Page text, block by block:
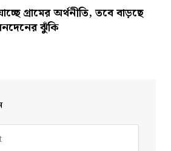
গ্রামের অর্থনীতি, তবে বাড়ছে
ঝুঁকি